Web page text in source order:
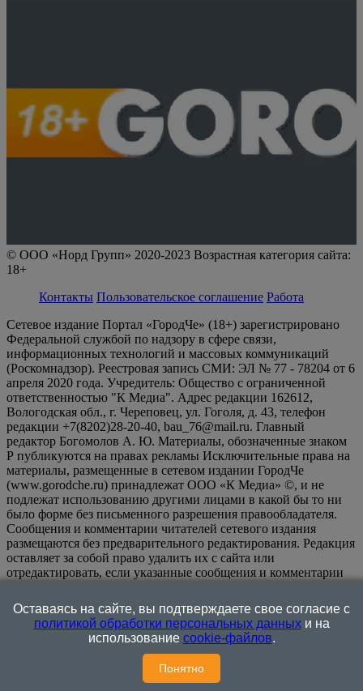
© ООО «Норд Групп» 2020-2023 Возрастная категория сайта:
18+
Контакты Пользовательское соглашение Работа
Сетевое издание Портал «ГородЧе» (18+) зарегистрировано
Федеральной службой по надзору в сфере связи,
информационных технологий и массовых коммуникаций
(Роскомнадзор). Реестровая запись СМИ: ЭЛ № 77 - 78204 от 6
апреля 2020 года. Учредитель: Общество с ограниченной
ответственностью "К Медиа". Адрес редакции 162612,
Вологодская обл., г. Череповец, ул. Гоголя, д. 43, телефон
редакции +7(8202)28-20-40, bau_76@mail.ru. Главный
редактор Богомолов А. Ю. Материалы, обозначенные знаком
Р публикуются на правах рекламы Исключительные права на
материалы, размещенные в сетевом издании ГородЧе
(www.gorodche.ru) принадлежат ООО «К Медиа» ©, и не
подлежат использованию другими лицами в какой бы то ни
было форме без письменного разрешения правообладателя.
Сообщения и комментарии читателей сетевого издания
размещаются без предварительного редактирования. Редакция
оставляет за собой право удалить их с сайта или
отредактировать, если указанные сообщения и комментарии
или нарушением иных требований закона.
информационном ресурсе применяются рекомендательные
технологии (информационные технологии предоставления
информации на основе сбора, систематизации и анализа
сведений, относящихся к предпочтениям пользователей сети
"Интернет", находящихся на территории Российской
Оставаясь на сайте, вы подтверждаете свое согласие с
политикой обработки персональных данныхи на
использование cookie-файлов.
Понятно